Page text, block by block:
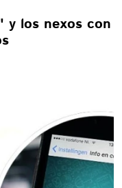
y los nexos con